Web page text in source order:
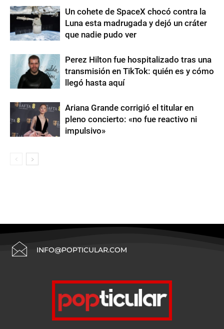
Un cohete de SpaceX chocó contra la
Luna esta madrugada y dejó un cráter
que nadie pudo ver
Perez Hilton fue hospitalizado tras una
transmisión en TikTok: quién es y cómo
llegó hasta aquí
Ariana Grande corrigió el titular en
pleno concierto: «no fue reactivo ni
impulsivo»
INFO@POPTICULAR.COM